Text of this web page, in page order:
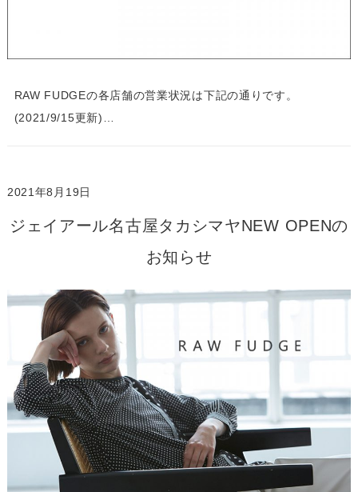
RAW FUDGEの各店舗の営業状況は下記の通りです。
(2021/9/15更新)…
2021年8月19日
ジェイアール名古屋タカシマヤNEW OPENの
お知らせ